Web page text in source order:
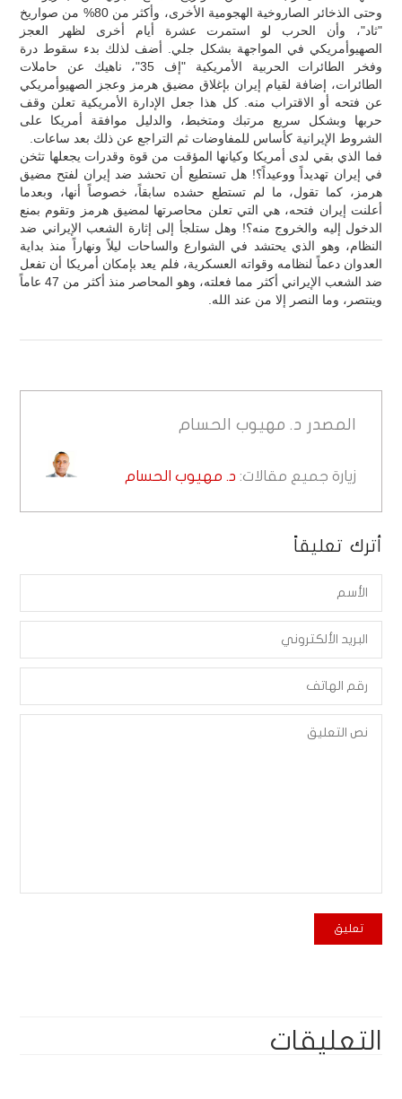
وحتى الذخائر الصاروخية الهجومية الأخرى، وأكثر من 80% من صواريخ
"ثاد"، وأن الحرب لو استمرت عشرة أيام أخرى لظهر العجز
الصهيوأمريكي في المواجهة بشكل جلي. أضف لذلك بدء سقوط درة
وفخر الطائرات الحربية الأمريكية "إف 35"، ناهيك عن حاملات
الطائرات، إضافة لقيام إيران بإغلاق مضيق هرمز وعجز الصهيوأمريكي
عن فتحه أو الاقتراب منه. كل هذا جعل الإدارة الأمريكية تعلن وقف
حربها وبشكل سريع مرتبك ومتخبط، والدليل موافقة أمريكا على
الشروط الإيرانية كأساس للمفاوضات ثم التراجع عن ذلك بعد ساعات.
فما الذي بقي لدى أمريكا وكيانها المؤقت من قوة وقدرات يجعلها تثخن
في إيران تهديداً ووعيداً؟! هل تستطيع أن تحشد ضد إيران لفتح مضيق
هرمز، كما تقول، ما لم تستطع حشده سابقاً، خصوصاً أنها، وبعدما
أعلنت إيران فتحه، هي التي تعلن محاصرتها لمضيق هرمز وتقوم بمنع
الدخول إليه والخروج منه؟! وهل ستلجأ إلى إثارة الشعب الإيراني ضد
النظام، وهو الذي يحتشد في الشوارع والساحات ليلاً ونهاراً منذ بداية
العدوان دعماً لنظامه وقواته العسكرية، فلم يعد بإمكان أمريكا أن تفعل
ضد الشعب الإيراني أكثر مما فعلته، وهو المحاصر منذ أكثر من 47 عاماً
وينتصر، وما النصر إلا من عند الله.
المصدر د. مهيوب الحسام
زيارة جميع مقالات: د. مهيوب الحسام
أترك تعليقاً
التعليقات